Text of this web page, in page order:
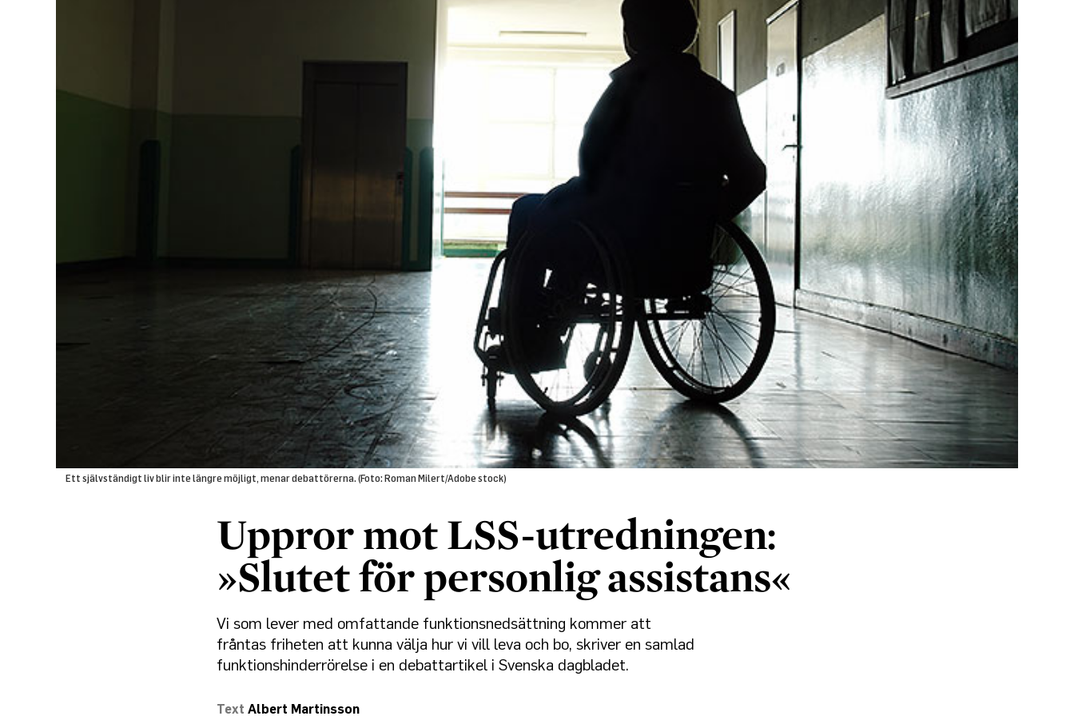
Ett självständigt liv blir inte längre möjligt, menar debattörerna. (Foto: Roman Milert/Adobe stock)
Uppror mot LSS-utredningen:
»Slutet för personlig assistans«
Vi som lever med omfattande funktionsnedsättning kommer att
fråntas friheten att kunna välja hur vi vill leva och bo, skriver en samlad
funktionshinderrörelse i en debattartikel i Svenska dagbladet.
Albert Martinsson